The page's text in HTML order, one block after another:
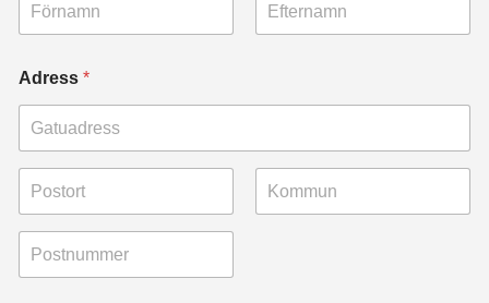
Adress *